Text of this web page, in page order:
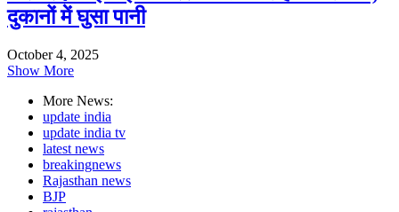
दुकानों में घुसा पानी
October 4, 2025
Show More
More News:
update india
update india tv
latest news
breakingnews
Rajasthan news
BJP